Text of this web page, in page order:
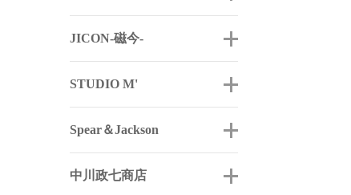
JICON-磁今-
STUDIO M'
Spear＆Jackson
中川政七商店